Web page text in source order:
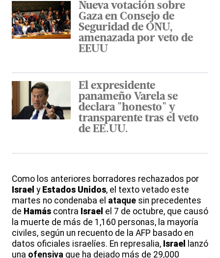
Nueva votación sobre
Gaza en Consejo de
Seguridad de ONU,
amenazada por veto de
EEUU
El expresidente
panameño Varela se
declara "honesto" y
transparente tras el veto
de EE.UU.
Como los anteriores borradores rechazados por
Israel y Estados Unidos, el texto vetado este
martes no condenaba el ataque sin precedentes
de Hamás contra Israel el 7 de octubre, que causó
la muerte de más de 1,160 personas, la mayoría
civiles, según un recuento de la AFP basado en
datos oficiales israelíes. En represalia, Israel
lanzó
una ofensiva que ha dejado más de 29,000